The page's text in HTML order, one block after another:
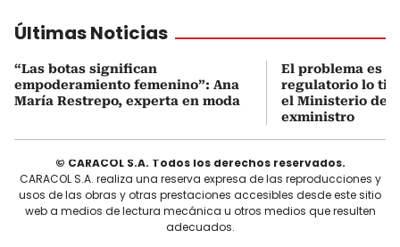
Últimas Noticias
“Las botas significan
empoderamiento femenino”: Ana
María Restrepo, experta en moda
El problema es
regulatorio lo
el Ministerio de
exministro
© CARACOL S.A. Todos los derechos reservados.
CARACOL S.A. realiza una reserva expresa de las reproducciones y
usos de las obras y otras prestaciones accesibles desde este sitio
web a medios de lectura mecánica u otros medios que resulten
adecuados.